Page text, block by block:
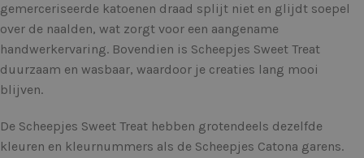
gemerceriseerde katoenen draad splijt niet en glijdt soepel
over de naalden, wat zorgt voor een aangename
handwerkervaring. Bovendien is Scheepjes Sweet Treat
duurzaam en wasbaar, waardoor je creaties lang mooi
blijven.
De Scheepjes Sweet Treat hebben grotendeels dezelfde
kleuren en kleurnummers als de Scheepjes Catona garens.